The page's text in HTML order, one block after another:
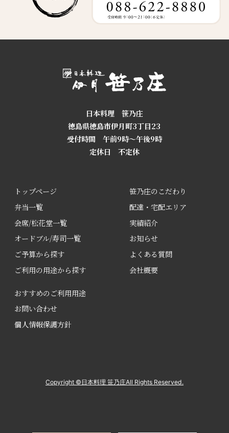
日本料理 笹乃庄
徳島県徳島市伊月町3丁目23
受付時間 午前9時～午後9時
定休日 不定休
トップページ
弁当一覧
会席/松花堂一覧
オードブル/寿司一覧
ご予算から探す
ご利用の用途から探す
笹乃庄のこだわり
配達・宅配エリア
実績紹介
お知らせ
よくある質問
会社概要
おすすめのご利用用途
お問い合わせ
個人情報保護方針
Copyright ©日本料理 笹乃庄All Rights Reserved.